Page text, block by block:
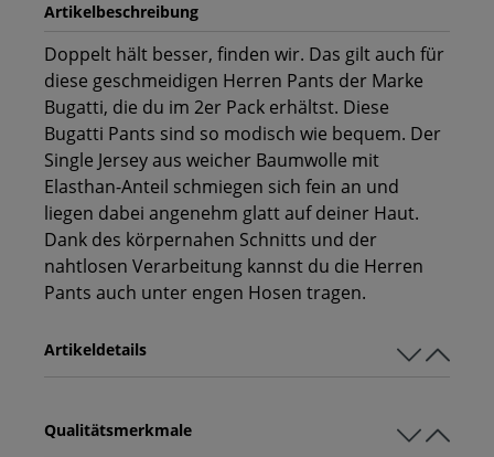
Artikelbeschreibung
Doppelt hält besser, finden wir. Das gilt auch für
diese geschmeidigen Herren Pants der Marke
Bugatti, die du im 2er Pack erhältst. Diese
Bugatti Pants sind so modisch wie bequem. Der
Single Jersey aus weicher Baumwolle mit
Elasthan-Anteil schmiegen sich fein an und
liegen dabei angenehm glatt auf deiner Haut.
Dank des körpernahen Schnitts und der
nahtlosen Verarbeitung kannst du die Herren
Pants auch unter engen Hosen tragen.
Qualitätsmerkmale
Artikeldetails